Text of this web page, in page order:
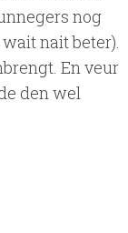
nog
nait beter).
En veur
den wel